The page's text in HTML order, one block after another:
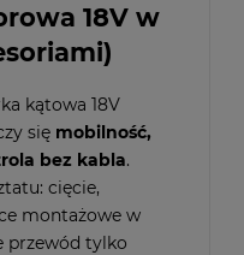
18V w
kątowa 18V
się mobilność,
bez kabla.
cięcie,
montażowe w
przewód tylko